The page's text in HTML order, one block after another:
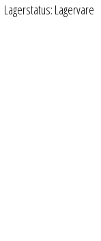
Lagerstatus: Lagervare